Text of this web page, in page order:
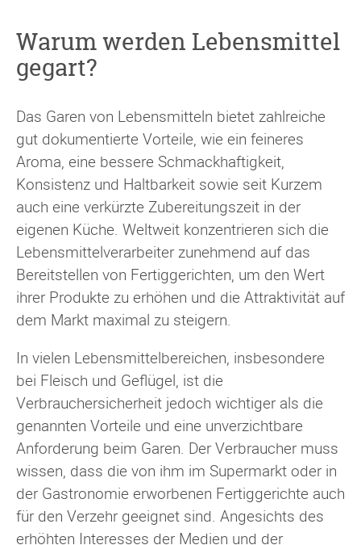
Warum werden Lebensmittel
gegart?
Das Garen von Lebensmitteln bietet zahlreiche
gut dokumentierte Vorteile, wie ein feineres
Aroma, eine bessere Schmackhaftigkeit,
Konsistenz und Haltbarkeit sowie seit Kurzem
auch eine verkürzte Zubereitungszeit in der
eigenen Küche. Weltweit konzentrieren sich die
Lebensmittelverarbeiter zunehmend auf das
Bereitstellen von Fertiggerichten, um den Wert
ihrer Produkte zu erhöhen und die Attraktivität auf
dem Markt maximal zu steigern.
In vielen Lebensmittelbereichen, insbesondere
bei Fleisch und Geflügel, ist die
Verbrauchersicherheit jedoch wichtiger als die
genannten Vorteile und eine unverzichtbare
Anforderung beim Garen. Der Verbraucher muss
wissen, dass die von ihm im Supermarkt oder in
der Gastronomie erworbenen Fertiggerichte auch
für den Verzehr geeignet sind. Angesichts des
erhöhten Interesses der Medien und der